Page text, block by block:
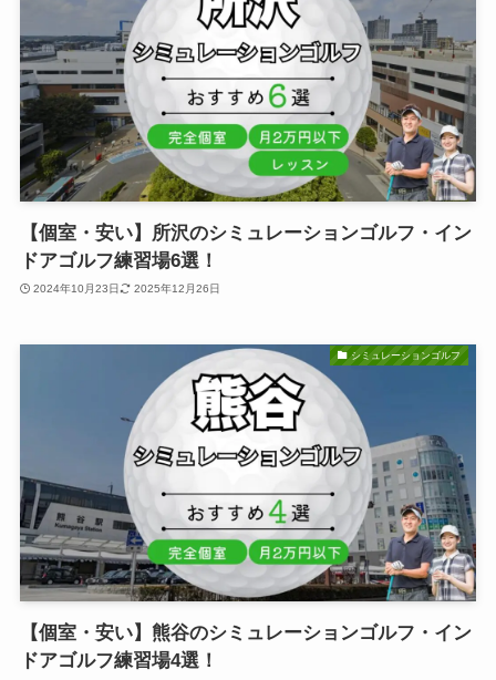
【個室・安い】所沢のシミュレーションゴルフ・イン
ドアゴルフ練習場6選！
2024年10月23日 2025年12月26日
シミュレーションゴルフ
【個室・安い】熊谷のシミュレーションゴルフ・イン
ドアゴルフ練習場4選！